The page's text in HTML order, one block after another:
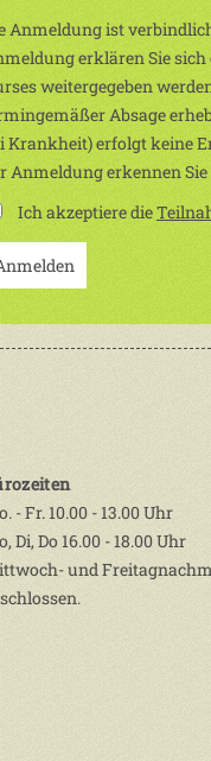
Anmeldung ist
erklären Sie
weitergegeben
Absage
Krankheit) erfolgt keine
Anmeldung erkennen
Ich akzeptiere die
- Fr. 10.00 - 13.00 Uhr
Di, Do 16.00 - 18.00 Uhr
und